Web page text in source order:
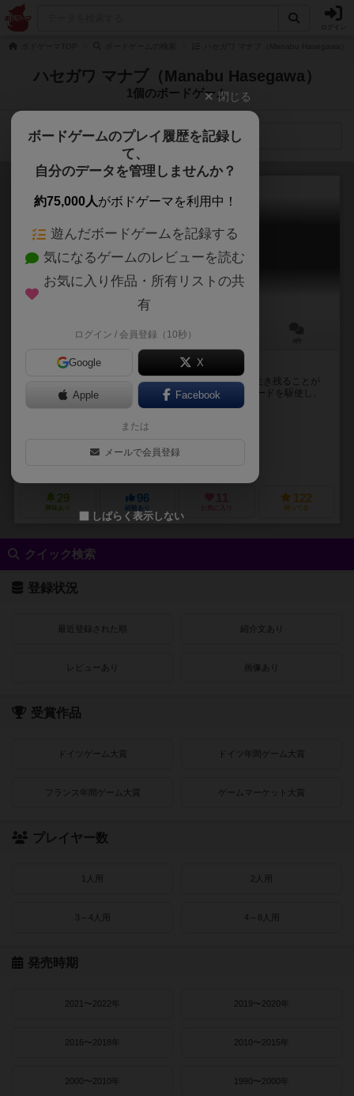
ハセガワ マナブ（Manabu Hasegawa）
1個のボードゲーム
検索メニュー
カード・オブ・ザ・デッド
Card of the Dead
15分前後
自分一人が生還するため、全力で足を引っ張りあえ！
暗闇や物陰から次々と襲い掛かってくるゾンビ達から生き残ることが
目的のカードゲーム。 様々な行動を示すアクションカードを駆使し、
ゾンビに囲まれないよう気をつけながら万理の外を...
ナカムラ モトヒロ（Motohiro Nakamura）
29
興味あり
96
経験あり お気に入り
122
持ってる
クイック検索
登録状況
最近登録された順 紹介文あり
レビューあり 画像あり
受賞作品
ドイツゲーム大賞 ドイツ年間ゲーム大賞
フランス年間ゲーム大賞 ゲームマーケット大賞
プレイヤー数
1人用 2人用
3～4人用 4～8人用
発売時期
2021〜2022年 2019〜2020年
2016〜2018年 2010〜2015年
2000〜2010年 1990〜2000年
閉じる
ボードゲームのプレイ履歴を記録し
て、
自分のデータを管理しませんか？
約75,000人がボドゲーマを利用中！
遊んだボードゲームを記録する
気になるゲームのレビューを読む
お気に入り作品・所有リストの共
有
ログイン / 会員登録（10秒）
Google X
Apple Facebook
または
メールで会員登録
しばらく表示しない